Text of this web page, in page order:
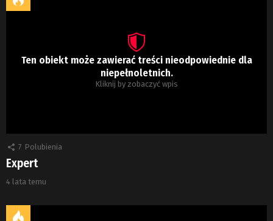
Ten obiekt może zawierać treści nieodpowiednie dla
niepełnoletnich.
Kliknij by zobaczyć wpis
7 Polubienia
Expert
4 lata temu